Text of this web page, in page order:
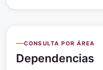
CONSULTA POR ÁREA
Dependencias